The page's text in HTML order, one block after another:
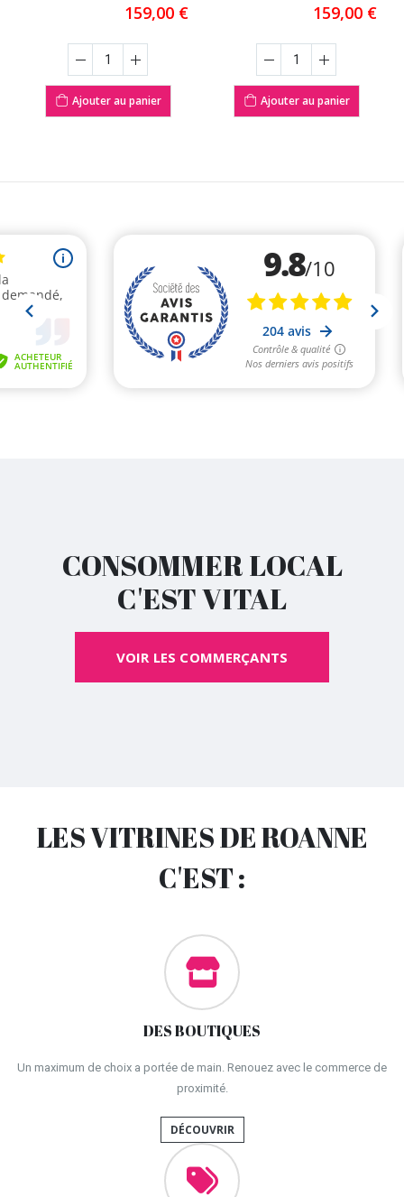
garantissant un confort
doublure associant cuir et
textile. Un choix idéal pour
allier modernité et bien-être
au quotidien
159,00 €
Ajouter au panier
les femmes en quête de
basses se distinguent par
leur éclat argent raffiné qui
illumine toutes vos tenues
159,00 €
Ajouter au panier
CONSOMMER LOCAL
C'EST VITAL
VOIR LES COMMERÇANTS
LES VITRINES DE ROANNE
C'EST :
DES BOUTIQUES
Un maximum de choix a portée de main. Renouez avec le commerce de
proximité.
DÉCOUVRIR